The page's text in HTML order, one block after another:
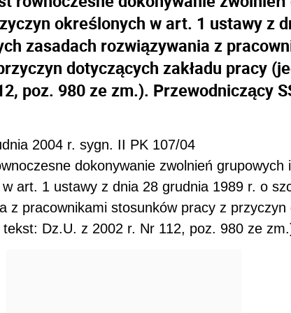
określonych w art. 1 ustawy z
zasadach rozwiązywania z
dotyczących zakładu pracy
poz. 980 ze zm.). Przewodniczący
2004 r. sygn. II PK 107/04
dokonywanie zwolnień grupowych
art. 1 ustawy z dnia 28 grudnia 1989 r. o
z pracownikami stosunków pracy z przyczyn
tekst: Dz.U. z 2002 r. Nr 112, poz. 980 ze